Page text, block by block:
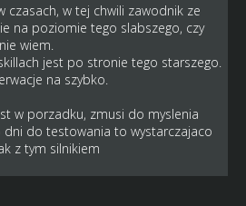
czasach, w tej chwili zawodnik ze
na poziomie tego slabszego, czy
wiem.
jest po stronie tego starszego.
na szybko.
w porzadku, zmusi do myslenia
dni do testowania to wystarczajaco
z tym silnikiem